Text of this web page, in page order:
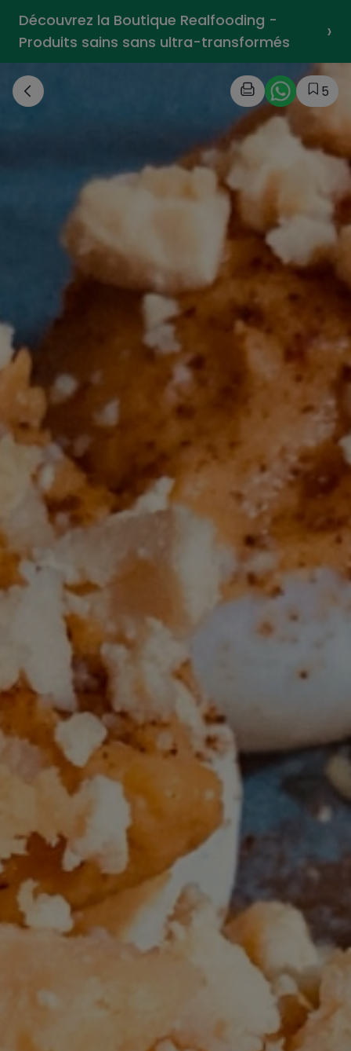
Découvrez la Boutique Realfooding -
Produits sains sans ultra-transformés
›
5